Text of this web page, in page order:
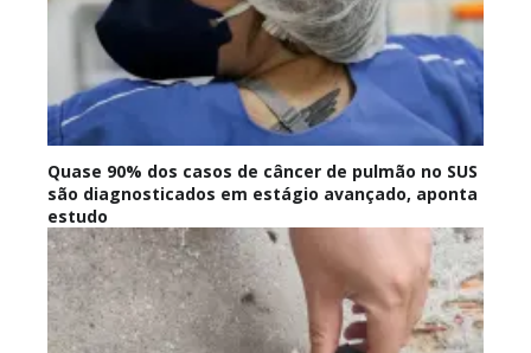
Quase 90% dos casos de câncer de pulmão no SUS
são diagnosticados em estágio avançado, aponta
estudo